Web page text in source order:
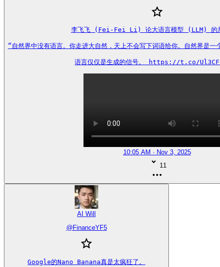
李飞飞 (Fei-Fei Li) 论大语言模型 (LLM) 的
“自然界中没有语言。你走进大自然，天上不会写下词语给你。自然界是
语言仅仅是生成的信号。 https://t.co/
10:05 AM · Nov 3, 2025
11
AI Will
@ FinanceYF5
Google的Nano Banana真是太疯狂了。